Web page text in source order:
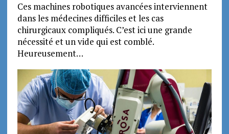
Ces machines robotiques avancées interviennent
dans les médecines difficiles et les cas
chirurgicaux compliqués. C’est ici une grande
nécessité et un vide qui est comblé.
Heureusement…